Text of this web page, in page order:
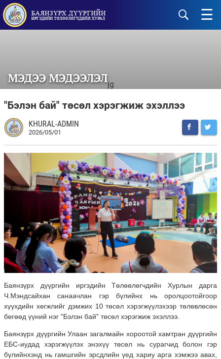
☰
МЭДЭЭ МЭДЭЭЛЭЛjg
"Бэлэн бай" төсөл хэрэгжиж эхэллээ
KHURAL-ADMIN
2026/05/01
Баянзүрх дүүргийн иргэдийн Төлөөлөгчдийн Хурлын дарга
Ч.Мэндсайхан санаачлан гэр бүлийнх нь оролцоотойгоор
хүүхдийн хөгжлийг дэмжих 10 төсөл хэрэгжүүлэхээр төлөвлөсөн
бөгөөд үүний нэг "Бэлэн бай" төсөл хэрэгжиж эхэллээ.
Баянзүрх дүүргийн Улаан загалмайн хороотой хамтран дүүргийн
ЕБС-иудад хэрэгжүүлэх энэхүү төсөл нь сурагчид болон гэр
бүлийнхэнд нь гамшгийн эрсдлийн үед хариу арга хэмжээ авах,